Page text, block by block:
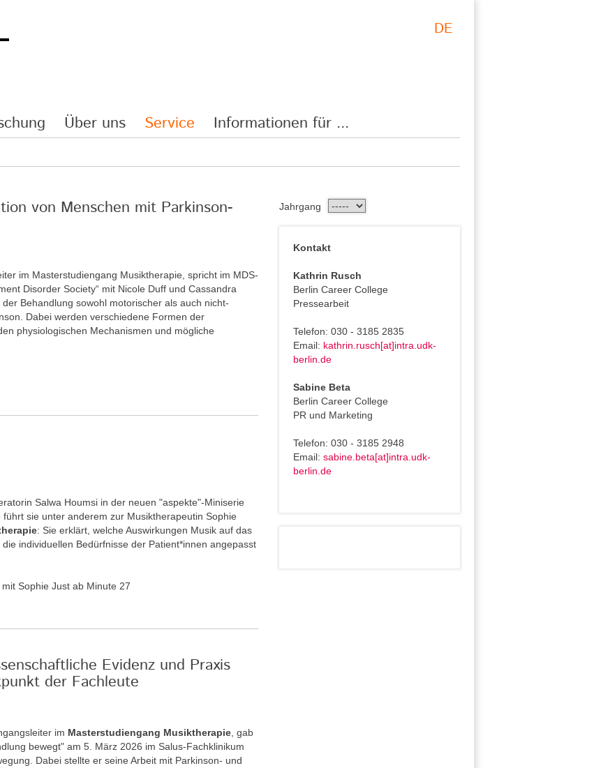
DE
Über uns Service
Informationen für ...
von Menschen mit Parkinson-
im Masterstudiengang Musiktherapie, spricht im MDS-
Disorder Society“ mit Nicole Duff und Cassandra
Behandlung sowohl motorischer als auch nicht-
Dabei werden verschiedene Formen der
physiologischen Mechanismen und mögliche
Salwa Houmsi in der neuen "aspekte"-Miniserie
sie unter anderem zur Musiktherapeutin Sophie
: Sie erklärt, welche Auswirkungen Musik auf das
individuellen Bedürfnisse der Patient*innen angepasst
mit Sophie Just ab Minute 27
Evidenz und Praxis
der Fachleute
im Masterstudiengang Musiktherapie , gab
bewegt" am 5. März 2026 im Salus-Fachklinikum
Dabei stellte er seine Arbeit mit Parkinson- und
Jahrgang
Kontakt
Kathrin Rusch
Berlin Career College
Pressearbeit
Telefon: 030 - 3185 2835
Email: kathrin.rusch[at]intra.udk-
berlin.de
Sabine Beta
Berlin Career College
PR und Marketing
Telefon: 030 - 3185 2948
Email:sabine.beta[at]intra.udk-
berlin.de